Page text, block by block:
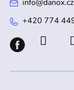
info@danox.cz
+420 774